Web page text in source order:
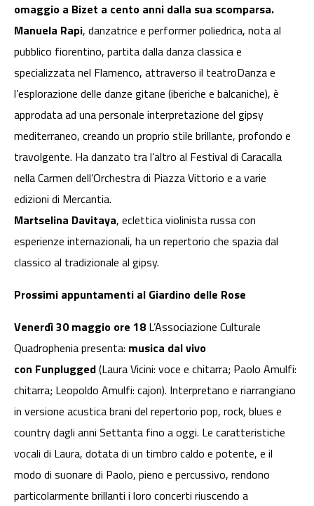
omaggio a Bizet a cento anni dalla sua scomparsa.
Manuela Rapi, danzatrice e performer poliedrica, nota al
pubblico fiorentino, partita dalla danza classica e
specializzata nel Flamenco, attraverso il teatroDanza e
l’esplorazione delle danze gitane (iberiche e balcaniche), è
approdata ad una personale interpretazione del gipsy
mediterraneo, creando un proprio stile brillante, profondo e
travolgente. Ha danzato tra l’altro al Festival di Caracalla
nella Carmen dell’Orchestra di Piazza Vittorio e a varie
edizioni di Mercantia.
Martselina Davitaya, eclettica violinista russa con
esperienze internazionali, ha un repertorio che spazia dal
classico al tradizionale al gipsy.
Prossimi appuntamenti al Giardino delle Rose
Venerdì 30 maggio ore 18 L’Associazione Culturale
Quadrophenia presenta: musica dal vivo
con Funplugged(Laura Vicini: voce e chitarra; Paolo Amulfi:
chitarra; Leopoldo Amulfi: cajon). Interpretano e riarrangiano
in versione acustica brani del repertorio pop, rock, blues e
country dagli anni Settanta fino a oggi. Le caratteristiche
vocali di Laura, dotata di un timbro caldo e potente, e il
modo di suonare di Paolo, pieno e percussivo, rendono
particolarmente brillanti i loro concerti riuscendo a